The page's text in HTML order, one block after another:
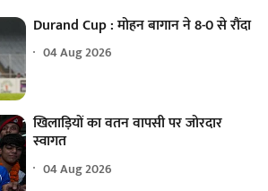
Durand Cup : मोहन बागान ने 8-0 से रौंदा
04 Aug 2026
खिलाड़ियों का वतन वापसी पर जोरदार
स्वागत
04 Aug 2026